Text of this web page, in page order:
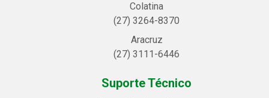
Colatina
(27) 3264-8370
Aracruz
(27) 3111-6446
Suporte Técnico